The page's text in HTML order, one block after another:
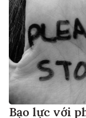
Bạo lực với